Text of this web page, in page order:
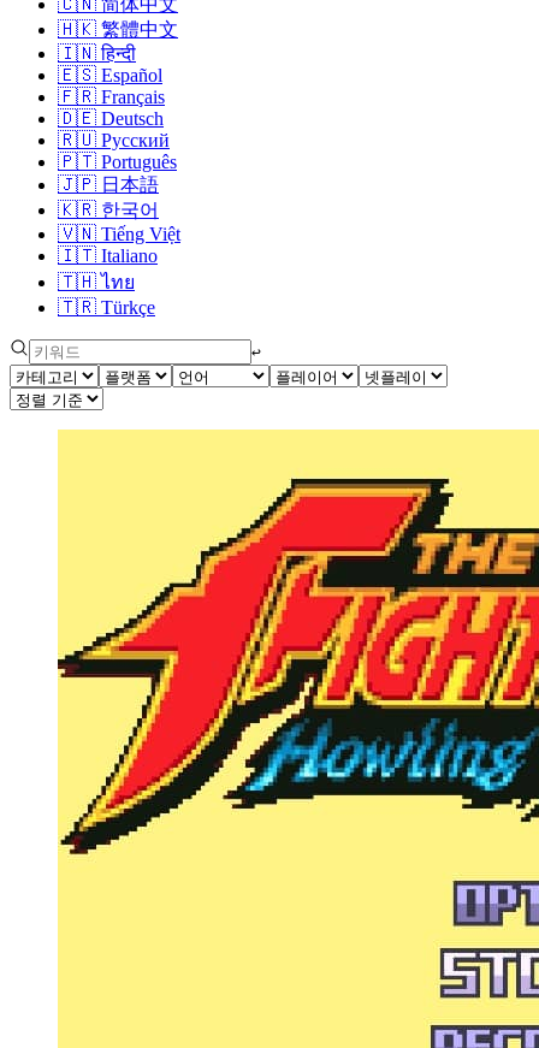
🇭🇰 繁體中文
🇮🇳 हिन्दी
🇪🇸 Español
🇫🇷 Français
🇩🇪 Deutsch
🇷🇺 Русский
🇵🇹 Português
🇯🇵 日本語
🇰🇷 한국어
🇻🇳 Tiếng Việt
🇮🇹 Italiano
🇹🇭 ไทย
🇹🇷 Türkçe
↩︎